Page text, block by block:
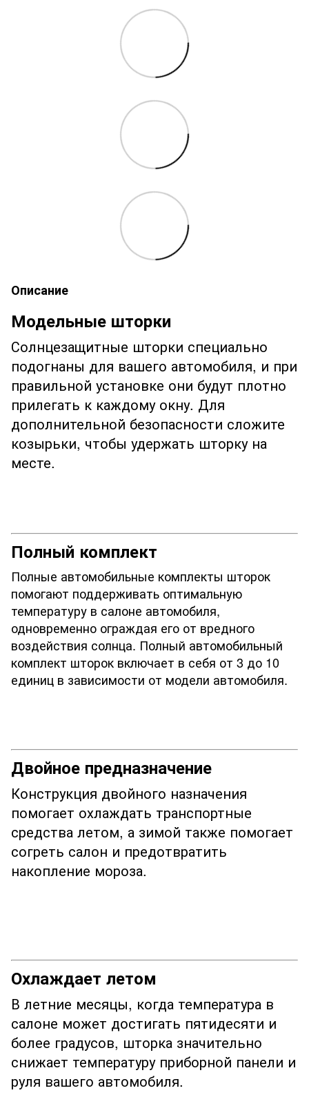
Описание
Модельные шторки
Солнцезащитные шторки специально
подогнаны для вашего автомобиля, и при
правильной установке они будут плотно
прилегать к каждому окну. Для
дополнительной безопасности сложите
козырьки, чтобы удержать шторку на
месте.
Полный комплект
Полные автомобильные комплекты шторок
помогают поддерживать оптимальную
температуру в салоне автомобиля,
одновременно ограждая его от вредного
воздействия солнца. Полный автомобильный
комплект шторок включает в себя от 3 до 10
единиц в зависимости от модели автомобиля.
Двойное предназначение
Конструкция двойного назначения
помогает охлаждать транспортные
средства летом, а зимой также помогает
согреть салон и предотвратить
накопление мороза.
Охлаждает летом
В летние месяцы, когда температура в
салоне может достигать пятидесяти и
более градусов, шторка значительно
снижает температуру приборной панели и
руля вашего автомобиля.